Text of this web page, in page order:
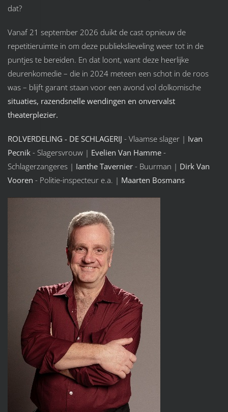
dat?
Vanaf 21 september 2026 duikt de cast opnieuw de
repetitieruimte in om deze publiekslieveling weer tot in de
puntjes te bereiden. En dat loont, want deze heerlijke
deurenkomedie – die in 2024 meteen een schot in de roos
was – blijft garant staan voor een avond vol dolkomische
situaties, razendsnelle wendingen en onvervalst
theaterplezier.
ROLVERDELING - DE SCHLAGERIJ - Vlaamse slager | Ivan
Pecnik - Slagersvrouw | Evelien Van Hamme -
Schlagerzangeres | Ianthe Tavernier - Buurman | Dirk Van
Vooren - Politie-inspecteur e.a. | Maarten Bosmans